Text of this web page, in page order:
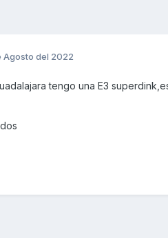
Agosto del 2022
tengo una E3